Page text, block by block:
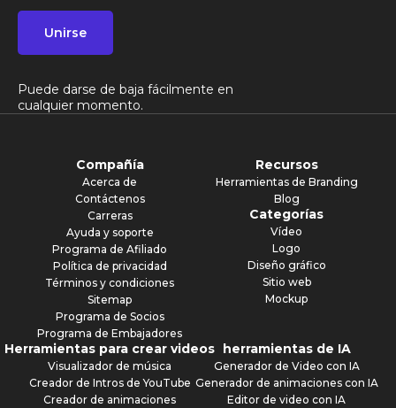
Unirse
Puede darse de baja fácilmente en
cualquier momento.
Compañía
Acerca de
Contáctenos
Carreras
Ayuda y soporte
Programa de Afiliado
Política de privacidad
Términos y condiciones
Sitemap
Programa de Socios
Programa de Embajadores
Recursos
Herramientas de Branding
Blog
Categorías
Vídeo
Logo
Diseño gráfico
Sitio web
Mockup
Herramientas para crear videos
Visualizador de música
Creador de Intros de YouTube
Creador de animaciones
herramientas de IA
Generador de Video con IA
Generador de animaciones con IA
Editor de video con IA